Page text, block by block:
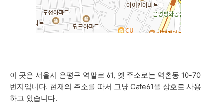
이 곳은 서울시 은평구 역말로 61, 옛 주소로는 역촌동 10-70
번지입니다. 현재의 주소를 따서 그냥 Cafe61을 상호로 사용
하고 있습니다.